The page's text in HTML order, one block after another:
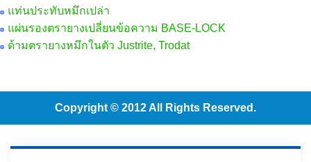
แท่นประทับหมึกเปล่า
แผ่นรองตรายางเปลี่ยนข้อความ BASE-LOCK
ด้ามตรายางหมึกในตัว Justrite, Trodat
Copyright © 2012 All Rights Reserved.